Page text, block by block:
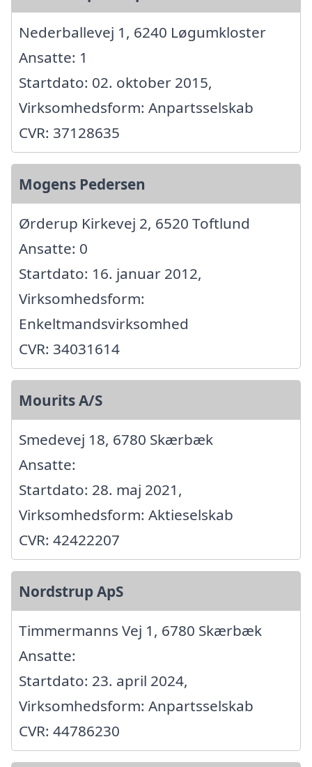
Nederballevej 1, 6240 Løgumkloster
Ansatte: 1
Startdato: 02. oktober 2015,
Virksomhedsform: Anpartsselskab
CVR: 37128635
Mogens Pedersen
Ørderup Kirkevej 2, 6520 Toftlund
Ansatte: 0
Startdato: 16. januar 2012,
Virksomhedsform:
Enkeltmandsvirksomhed
CVR: 34031614
Mourits A/S
Smedevej 18, 6780 Skærbæk
Ansatte:
Startdato: 28. maj 2021,
Virksomhedsform: Aktieselskab
CVR: 42422207
Nordstrup ApS
Timmermanns Vej 1, 6780 Skærbæk
Ansatte:
Startdato: 23. april 2024,
Virksomhedsform: Anpartsselskab
CVR: 44786230